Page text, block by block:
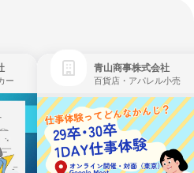
ー
青山商事株式会社
百貨店・アパレル小売